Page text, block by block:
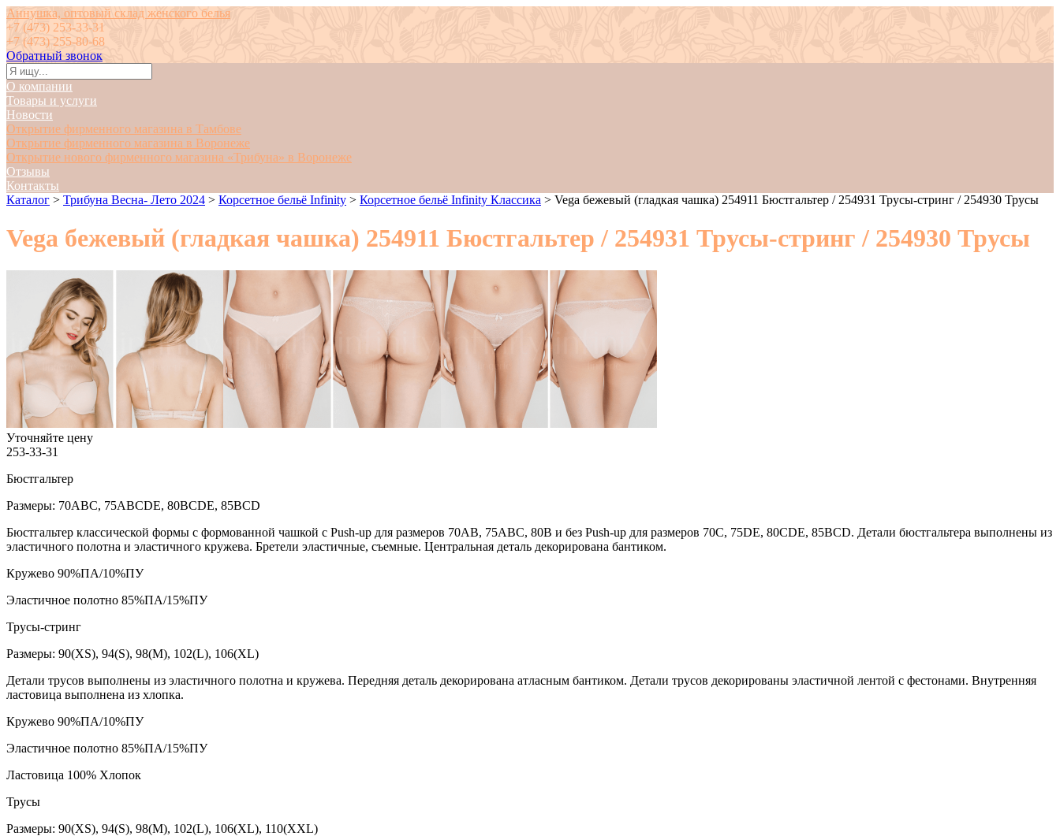
Аннушка, оптовый склад женского белья
+7 (473) 253-33-31
+7 (473) 255-80-68
Обратный звонок
О компании
Товары и услуги
Новости
Открытие фирменного магазина в Тамбове
Открытие фирменного магазина в Воронеже
Открытие нового фирменного магазина «Трибуна» в Воронеже
Отзывы
Контакты
Каталог > Трибуна Весна- Лето 2024 > Корсетное бельё Infinity > Корсетное бельё Infinity Классика > Vega бежевый (гладкая чашка) 254911 Бюстгальтер / 254931 Трусы-стринг / 254930 Трусы
Vega бежевый (гладкая чашка) 254911 Бюстгальтер / 254931 Трусы-стринг / 254930 Трусы
Уточняйте цену
253-33-31
Бюстгальтер
Размеры: 70ABC, 75ABCDE, 80BCDE, 85BCD
Бюстгальтер классической формы с формованной чашкой с Push-up для размеров 70AB, 75ABC, 80B и без Push-up для размеров 70C, 75DE, 80CDE, 85BCD. Детали бюстгальтера выполнены из
эластичного полотна и эластичного кружева. Бретели эластичные, съемные. Центральная деталь декорирована бантиком.
Кружево 90%ПА/10%ПУ
Эластичное полотно 85%ПА/15%ПУ
Трусы-стринг
Размеры: 90(XS), 94(S), 98(M), 102(L), 106(XL)
Детали трусов выполнены из эластичного полотна и кружева. Передняя деталь декорирована атласным бантиком. Детали трусов декорированы эластичной лентой с фестонами. Внутренняя
ластовица выполнена из хлопка.
Кружево 90%ПА/10%ПУ
Эластичное полотно 85%ПА/15%ПУ
Ластовица 100% Хлопок
Трусы
Размеры: 90(XS), 94(S), 98(M), 102(L), 106(XL), 110(XXL)